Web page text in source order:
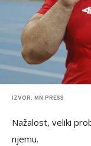
IZVOR: MN PRESS
Nažalost, veliki
njemu.